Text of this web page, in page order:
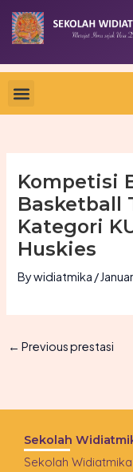
Skip
content
Kompetisi
Basketball
Kategori
Huskies
Bywidiatmika /
← Previous prestasi
Sekolah
Sekolah